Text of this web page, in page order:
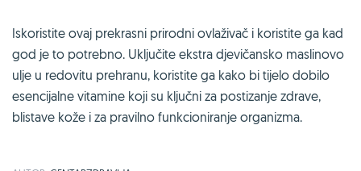
Iskoristite ovaj prekrasni prirodni ovlaživač i koristite ga kad
god je to potrebno. Uključite ekstra djevičansko maslinovo
ulje u redovitu prehranu, koristite ga kako bi tijelo dobilo
esencijalne vitamine koji su ključni za postizanje zdrave,
blistave kože i za pravilno funkcioniranje organizma.